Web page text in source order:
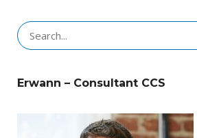
Search
for:
Erwann – Consultant CCS